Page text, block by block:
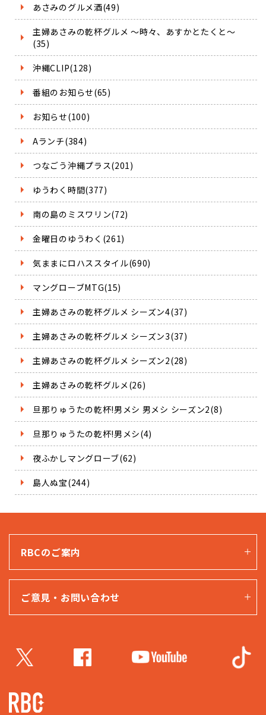
あさみのグルメ酒(49)
主婦あさみの乾杯グルメ ～時々、あすかとたくと～
(35)
沖縄CLIP(128)
番組のお知らせ(65)
お知らせ(100)
Aランチ(384)
つなごう沖縄プラス(201)
ゆうわく時間(377)
南の島のミスワリン(72)
金曜日のゆうわく(261)
気ままにロハススタイル(690)
マングローブMTG(15)
主婦あさみの乾杯グルメ シーズン4(37)
主婦あさみの乾杯グルメ シーズン3(37)
主婦あさみの乾杯グルメ シーズン2(28)
主婦あさみの乾杯グルメ(26)
旦那りゅうたの乾杯!男メシ 男メシ シーズン2(8)
旦那りゅうたの乾杯!男メシ(4)
夜ふかしマングローブ(62)
島人ぬ宝(244)
RBCのご案内
ご意見・お問い合わせ